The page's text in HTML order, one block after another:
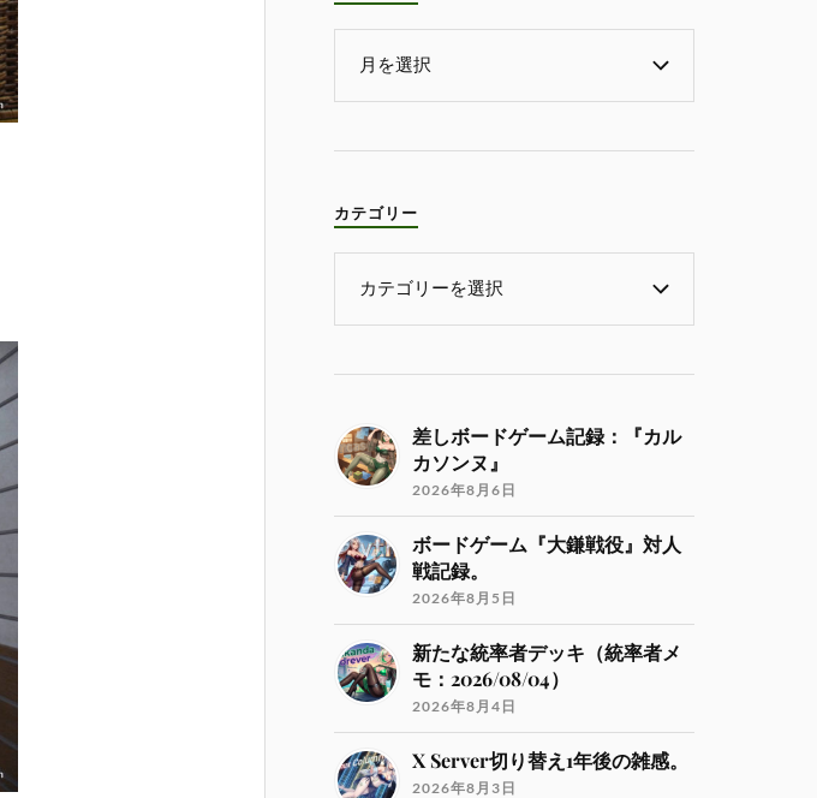
カテゴリー
差しボードゲーム記録：『カル
カソンヌ』
2026年8月6日
ボードゲーム『大鎌戦役』対人
戦記録。
2026年8月5日
新たな統率者デッキ（統率者メ
モ：2026/08/04）
2026年8月4日
X Server切り替え1年後の雑感。
2026年8月3日